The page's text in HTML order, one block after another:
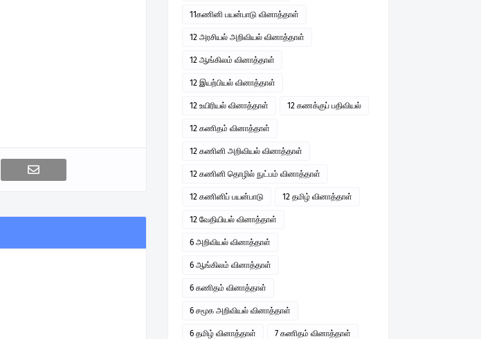
11கணினி பயன்பாடு வினாத்தாள்
12 அரசியல் அறிவியல் வினாத்தாள்
12 ஆங்கிலம் வினாத்தாள்
12 இயற்பியல் வினாத்தாள்
12 உயிரியல் வினாத்தாள் 12 கணக்குப் பதிவியல்
12 கணிதம் வினாத்தாள்
12 கணினி அறிவியல் வினாத்தாள்
12 கணினி தொழில் நுட்பம் வினாத்தாள்
12 கணினிப் பயன்பாடு 12 தமிழ் வினாத்தாள்
12 வேதியியல் வினாத்தாள்
6 அறிவியல் வினாத்தாள்
6 ஆங்கிலம் வினாத்தாள்
6 கணிதம் வினாத்தாள்
6 சமூக அறிவியல் வினாத்தாள்
6 தமிழ் வினாத்தாள் 7 கணிதம் வினாத்தாள்